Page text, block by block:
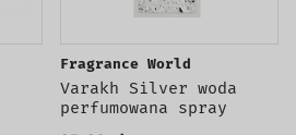
Fragrance World
Varakh Silver woda
perfumowana spray